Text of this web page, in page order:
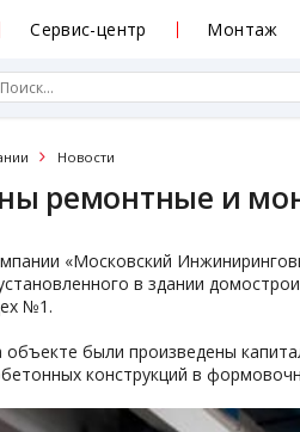
Сервис-центр Монтаж
Новости
ремонтные и
«Московский
в здании
№1.
объекте были произведены
конструкций в